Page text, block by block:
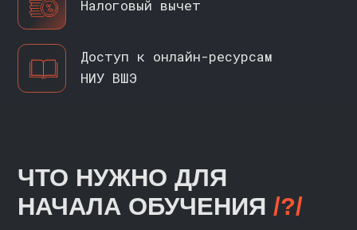
СЕРТИФИКАТ KARPOV.COURSES